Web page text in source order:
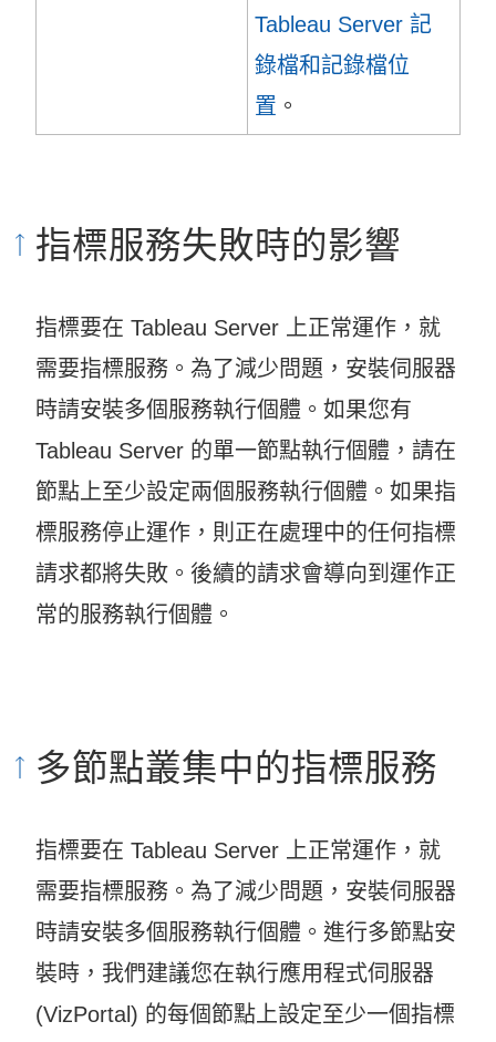
Tableau Server 記
錄檔和記錄檔位
置 。
指標服務失敗時的影響
指標要在 Tableau Server 上正常運作，就
需要指標服務。為了減少問題，安裝伺服器
時請安裝多個服務執行個體。如果您有
Tableau Server 的單一節點執行個體，請在
節點上至少設定兩個服務執行個體。如果指
標服務停止運作，則正在處理中的任何指標
請求都將失敗。後續的請求會導向到運作正
常的服務執行個體。
多節點叢集中的指標服務
指標要在 Tableau Server 上正常運作，就
需要指標服務。為了減少問題，安裝伺服器
時請安裝多個服務執行個體。進行多節點安
裝時，我們建議您在執行應用程式伺服器
(VizPortal) 的每個節點上設定至少一個指標